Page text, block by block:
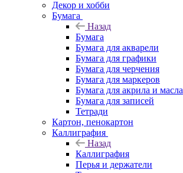
Декор и хобби
Бумага
Назад
Бумага
Бумага для акварели
Бумага для графики
Бумага для черчения
Бумага для маркеров
Бумага для акрила и масла
Бумага для записей
Тетради
Картон, пенокартон
Каллиграфия
Назад
Каллиграфия
Перья и держатели